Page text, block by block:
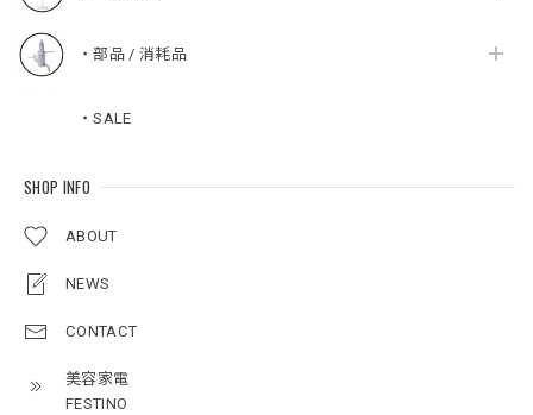
・部品 / 消耗品
・SALE
SHOP INFO
ABOUT
NEWS
CONTACT
美容家電
FESTINO